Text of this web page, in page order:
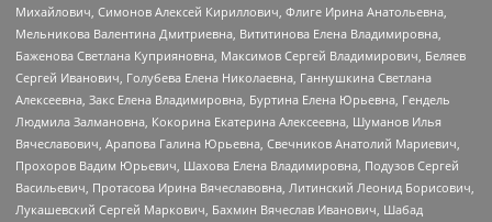
Михайлович, Симонов Алексей Кириллович, Флиге Ирина Анатольевна,
Мельникова Валентина Дмитриевна, Вититинова Елена Владимировна,
Баженова Светлана Куприяновна, Максимов Сергей Владимирович, Беляев
Сергей Иванович, Голубева Елена Николаевна, Ганнушкина Светлана
Алексеевна, Закс Елена Владимировна, Буртина Елена Юрьевна, Гендель
Людмила Залмановна, Кокорина Екатерина Алексеевна, Шуманов Илья
Вячеславович, Арапова Галина Юрьевна, Свечников Анатолий Мариевич,
Прохоров Вадим Юрьевич, Шахова Елена Владимировна, Подузов Сергей
Васильевич, Протасова Ирина Вячеславовна, Литинский Леонид Борисович,
Лукашевский Сергей Маркович, Бахмин Вячеслав Иванович, Шабад